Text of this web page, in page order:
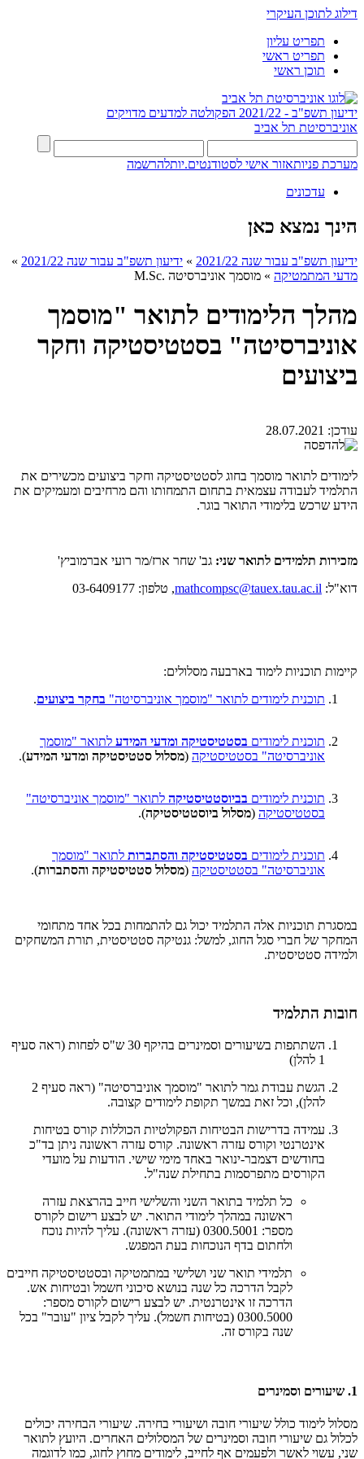
דילוג לתוכן העיקרי
תפריט עליון
תפריט ראשי
תוכן ראשי
ידיעון תשפ"ב - 2021/22
הפקולטה למדעים מדויקים
אוניברסיטת תל אביב
מערכת פניותאזור אישי לסטודנטים.יותלהרשמה
עדכונים
הינך נמצא כאן
ידיעון תשפ"ב עבור שנה 2021/22 » ידיעון תשפ"ב עבור שנה 2021/22
»
מדעי המתמטיקה » מוסמך אוניברסיטה .M.Sc
מהלך הלימודים לתואר "מוסמך
אוניברסיטה" בסטטיסטיקה וחקר
ביצועים
עודכן: 28.07.2021
לימודים לתואר מוסמך בחוג לסטטיסטיקה וחקר ביצועים מכשירים את
התלמיד לעבודה עצמאית בתחום התמחותו והם מרחיבים ומעמיקים את
הידע שרכש בלימודי התואר בוגר.
מזכירות תלמידים לתואר שני: גב' שחר ארז/מר רועי אברמוביץ'
דוא"ל: mathcompsc@tauex.tau.ac.il, טלפון: 03-6409177
קיימות תוכניות לימוד בארבעה מסלולים:
תוכנית לימודים לתואר "מוסמך אוניברסיטה" בחקר ביצועים.
תוכנית לימודים בסטטיסטיקה ומדעי המידע לתואר "מוסמך
אוניברסיטה" בסטטיסטיקה (מסלול סטטיסטיקה ומדעי המידע).
תוכנית לימודים בביוסטטיסטיקה לתואר "מוסמך אוניברסיטה"
בסטטיסטיקה (מסלול ביוסטטיסטיקה).
תוכנית לימודים בסטטיסטיקה והסתברות לתואר "מוסמך
אוניברסיטה" בסטטיסטיקה (מסלול סטטיסטיקה והסתברות).
במסגרת תוכניות אלה התלמיד יכול גם להתמחות בכל אחד מתחומי
המחקר של חברי סגל החוג, למשל: גנטיקה סטטיסטית, תורת המשחקים
ולמידה סטטיסטית.
חובות התלמיד
השתתפות בשיעורים וסמינרים בהיקף 30 ש"ס לפחות (ראה סעיף
1 להלן)
הגשת עבודת גמר לתואר "מוסמך אוניברסיטה" (ראה סעיף 2
להלן), וכל זאת במשך תקופת לימודים קצובה.
עמידה בדרישות הבטיחות הפקולטיות הכוללות קורס בטיחות
אינטרנטי וקורס עזרה ראשונה. קורס עזרה ראשונה ניתן בד"כ
בחודשים דצמבר-ינואר באחד מימי שישי. הודעות על מועדי
הקורסים מתפרסמות בתחילת שנה"ל.
כל תלמיד בתואר השני והשלישי חייב בהרצאת עזרה
ראשונה במהלך לימודי התואר. יש לבצע רישום לקורס
מספר: 0300.5001 (עזרה ראשונה). עליך להיות נוכח
ולחתום בדף הנוכחות בעת המפגש.
תלמידי תואר שני ושלישי במתמטיקה ובסטטיסטיקה חייבים
לקבל הדרכה כל שנה בנושא סיכוני חשמל ובטיחות אש.
הדרכה זו אינטרנטית. יש לבצע רישום לקורס מספר:
0300.5000 (בטיחות חשמל). עליך לקבל ציון "עובר" בכל
שנה בקורס זה.
1. שיעורים וסמינרים
מסלול לימוד כולל שיעורי חובה ושיעורי בחירה. שיעורי הבחירה יכולים
לכלול גם שיעורי חובה וסמינרים של המסלולים האחרים. היועץ לתואר
שני, עשוי לאשר ולפעמים אף לחייב, לימודים מחוץ לחוג, כמו לדוגמה